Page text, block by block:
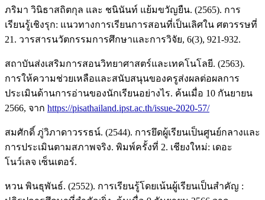
ภริมา วินิธาสถิตกุล และ ชนินันท์ แย้มขวัญยืน. (2565). การ
เรียนรู้เชิงรุก: แนวทางการเรียนการสอนที่เป็นเลิศใน ศตวรรษที่
21. วารสารนวัตกรรมการศึกษาและการวิจัย, 6(3), 921-932.
สถาบันส่งเสริมการสอนวิทยาศาสตร์และเทคโนโลยี. (2563).
การให้ความช่วยเหลือและสนับสนุนของครูส่งผลต่อผลการ
ประเมินด้านการอ่านของนักเรียนอย่างไร. ค้นเมื่อ 10 กันยายน
2566, จาก https://pisathailand.ipst.ac.th/issue-2020-57/
สมศักดิ์ ภู่วิภาดาวรรธน์. (2544). การยึดผู้เรียนเป็นศูนย์กลางและ
การประเมินตามสภาพจริง. พิมพ์ครั้งที่ 2. เชียงใหม่: เดอะ
โนว์เลจ เซ็นเตอร์.
หวน พินธุพันธ์. (2552). การเรียนรู้โดยเน้นผู้เรียนเป็นสำคัญ :